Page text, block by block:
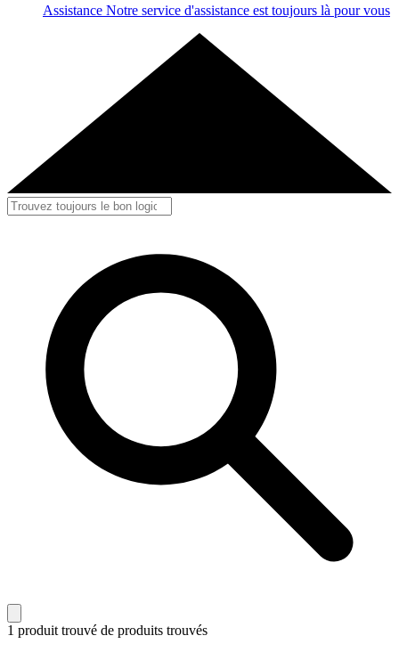
Assistance Notre service d'assistance est toujours là pour vous
1 produit trouvé de produits trouvés